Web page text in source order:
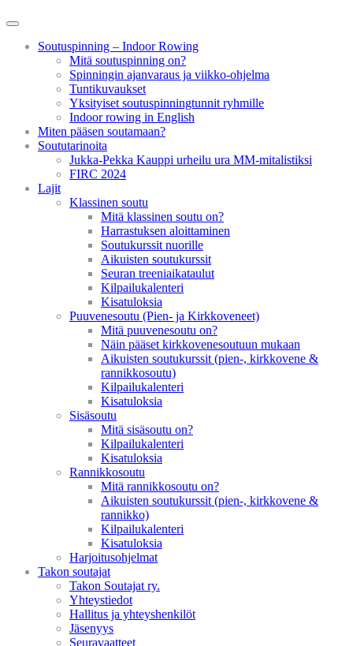
Soutuspinning – Indoor Rowing
Mitä soutuspinning on?
Spinningin ajanvaraus ja viikko-ohjelma
Tuntikuvaukset
Yksityiset soutuspinningtunnit ryhmille
Indoor rowing in English
Miten pääsen soutamaan?
Soututarinoita
Jukka-Pekka Kauppi urheilu ura MM-mitalistiksi
FIRC 2024
Lajit
Klassinen soutu
Mitä klassinen soutu on?
Harrastuksen aloittaminen
Soutukurssit nuorille
Aikuisten soutukurssit
Seuran treeniaikataulut
Kilpailukalenteri
Kisatuloksia
Puuvenesoutu (Pien- ja Kirkkoveneet)
Mitä puuvenesoutu on?
Näin pääset kirkkovenesoutuun mukaan
Aikuisten soutukurssit (pien-, kirkkovene &
rannikkosoutu)
Kilpailukalenteri
Kisatuloksia
Sisäsoutu
Mitä sisäsoutu on?
Kilpailukalenteri
Kisatuloksia
Rannikkosoutu
Mitä rannikkosoutu on?
Aikuisten soutukurssit (pien-, kirkkovene &
rannikko)
Kilpailukalenteri
Kisatuloksia
Harjoitusohjelmat
Takon soutajat
Takon Soutajat ry.
Yhteystiedot
Hallitus ja yhteyshenkilöt
Jäsenyys
Seuravaatteet